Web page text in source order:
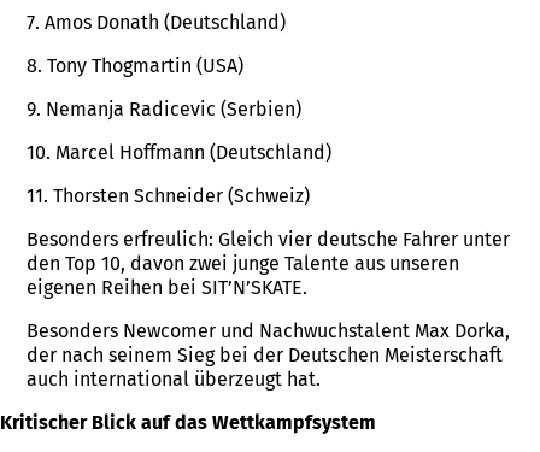
7. Amos Donath (Deutschland)
8. Tony Thogmartin (USA)
9. Nemanja Radicevic (Serbien)
10. Marcel Hoffmann (Deutschland)
11. Thorsten Schneider (Schweiz)
Besonders erfreulich: Gleich vier deutsche Fahrer unter
den Top 10, davon zwei junge Talente aus unseren
eigenen Reihen bei SIT’N’SKATE.
Besonders Newcomer und Nachwuchstalent Max Dorka,
der nach seinem Sieg bei der Deutschen Meisterschaft
auch international überzeugt hat.
Kritischer Blick auf das Wettkampfsystem